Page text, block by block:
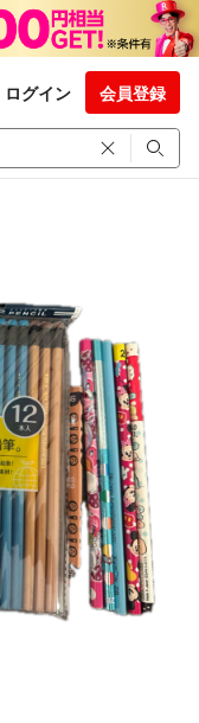
ログイン 会員登録